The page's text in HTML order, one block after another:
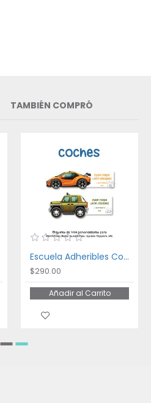
TAMBIÉN COMPRÓ
Escuela Adheribles Coches
$290.00
Añadir al Carrito